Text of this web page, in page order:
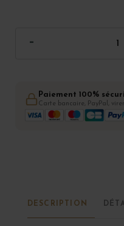
Paiement 100%
Carte bancaire, PayPal,
DESCRIPTION